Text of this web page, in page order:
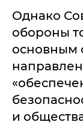
Однако
обороны
основным
и